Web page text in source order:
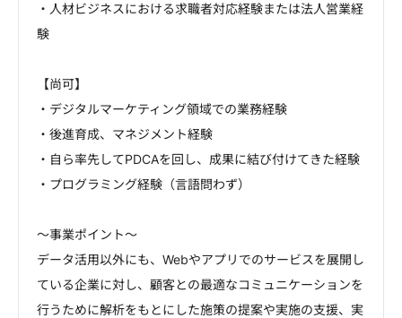
・人材ビジネスにおける求職者対応経験または法人営業経
験
【尚可】
・デジタルマーケティング領域での業務経験
・後進育成、マネジメント経験
・自ら率先してPDCAを回し、成果に結び付けてきた経験
・プログラミング経験（言語問わず）
～事業ポイント～
データ活用以外にも、Webやアプリでのサービスを展開し
ている企業に対し、顧客との最適なコミュニケーションを
行うために解析をもとにした施策の提案や実施の支援、実